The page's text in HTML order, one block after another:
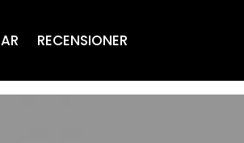
RECENSIONER